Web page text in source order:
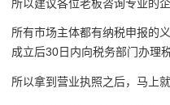
所以建议各位老板咨询专业的企
所有市场主体都有纳税申报的
成立后30日内向税务部门办理
所以拿到营业执照之后，马上